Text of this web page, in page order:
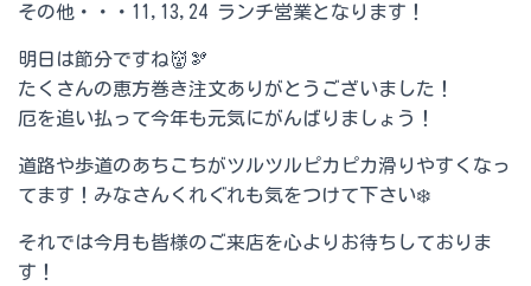
その他・・・11,13,24 ランチ営業となります！
明日は節分ですね👹🫘
たくさんの恵方巻き注文ありがとうございました！
厄を追い払って今年も元気にがんばりましょう！
道路や歩道のあちこちがツルツルピカピカ滑りやすくなっ
てます！みなさんくれぐれも気をつけて下さい❄️
それでは今月も皆様のご来店を心よりお待ちしておりま
す！